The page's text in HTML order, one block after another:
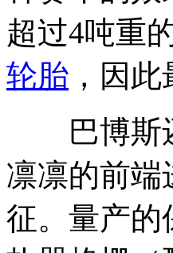
超过4吨重
轮胎 ，因
巴博斯还
凛凛的前端
征。量产的